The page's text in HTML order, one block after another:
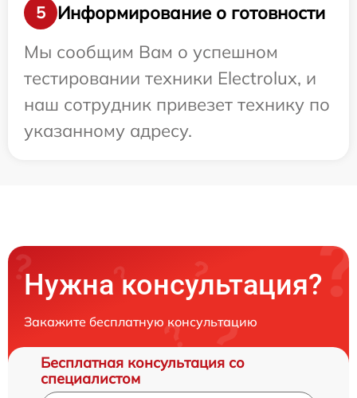
5
Информирование о готовности
Мы сообщим Вам о успешном
тестировании техники Electrolux, и
наш сотрудник привезет технику по
указанному адресу.
Нужна консультация?
Закажите бесплатную консультацию
Бесплатная консультация со
специалистом